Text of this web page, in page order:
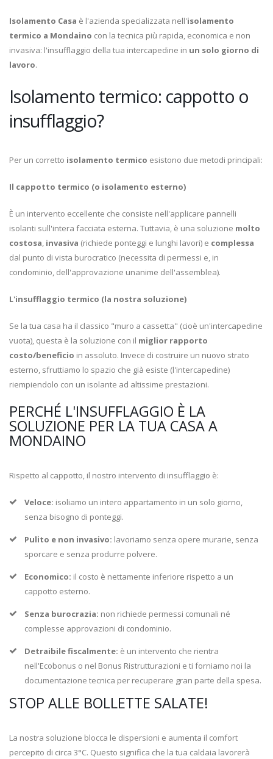
Isolamento Casa è l'azienda specializzata nell'isolamento
termico a Mondaino con la tecnica più rapida, economica e non
invasiva: l'insufflaggio della tua intercapedine in un solo giorno di
lavoro.
Isolamento termico: cappotto o
insufflaggio?
Per un corretto isolamento termico esistono due metodi principali:
Il cappotto termico (o isolamento esterno)
È un intervento eccellente che consiste nell'applicare pannelli
isolanti sull'intera facciata esterna. Tuttavia, è una soluzione molto
costosa, invasiva (richiede ponteggi e lunghi lavori) e complessa
dal punto di vista burocratico (necessita di permessi e, in
condominio, dell'approvazione unanime dell'assemblea).
L'insufflaggio termico (la nostra soluzione)
Se la tua casa ha il classico "muro a cassetta" (cioè un'intercapedine
vuota), questa è la soluzione con il miglior rapporto
costo/beneficio in assoluto. Invece di costruire un nuovo strato
esterno, sfruttiamo lo spazio che già esiste (l'intercapedine)
riempiendolo con un isolante ad altissime prestazioni.
PERCHÉ L'INSUFFLAGGIO È LA
SOLUZIONE PER LA TUA CASA A
MONDAINO
Rispetto al cappotto, il nostro intervento di insufflaggio è:
Veloce: isoliamo un intero appartamento in un solo giorno,
senza bisogno di ponteggi.
Pulito e non invasivo: lavoriamo senza opere murarie, senza
sporcare e senza produrre polvere.
Economico: il costo è nettamente inferiore rispetto a un
cappotto esterno.
Senza burocrazia: non richiede permessi comunali né
complesse approvazioni di condominio.
Detraibile fiscalmente: è un intervento che rientra
nell'Ecobonus o nel Bonus Ristrutturazioni e ti forniamo noi la
documentazione tecnica per recuperare gran parte della spesa.
STOP ALLE BOLLETTE SALATE!
La nostra soluzione blocca le dispersioni e aumenta il comfort
percepito di circa 3°C. Questo significa che la tua caldaia lavorerà